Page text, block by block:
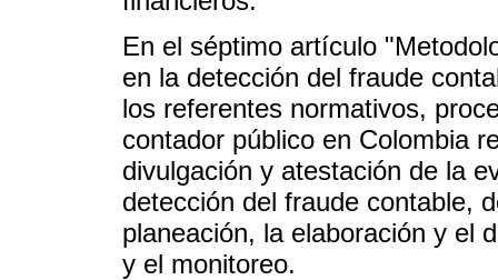
En el séptimo artículo
en la detección del fraude
los referentes normativos,
contador público en Colombia
divulgación y atestación de la
detección del fraude contable,
planeación, la elaboración y el
y el monitoreo.